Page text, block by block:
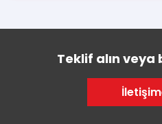
Teklif alın veya